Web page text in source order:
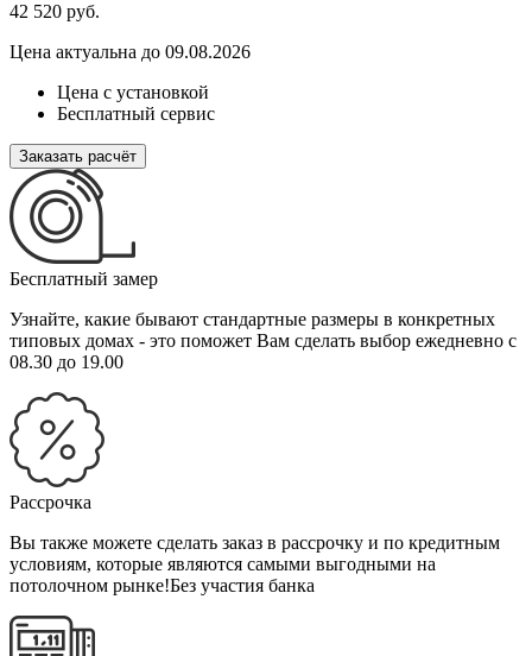
42 520 руб.
Цена актуальна до 09.08.2026
Цена с установкой
Бесплатный сервис
Заказать расчёт
Бесплатный замер
Узнайте, какие бывают стандартные размеры в конкретных
типовых домах - это поможет Вам сделать выбор ежедневно с
08.30 до 19.00
Рассрочка
Вы также можете сделать заказ в рассрочку и по кредитным
условиям, которые являются самыми выгодными на
потолочном рынке!Без участия банка